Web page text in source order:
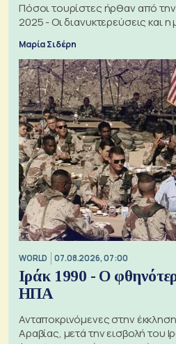
Πόσοι τουρίστες ήρθαν από
2025 - Οι διανυκτερεύσεις και
Μαρία Σιδέρη
WORLD 07.08.2026, 07:00
Ιράκ 1990 - Ο
ΗΠΑ
Ανταποκρινόμενες στην
Αραβίας, μετά την εισβολή του